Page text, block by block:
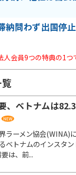
納問わず出国停
人会員9つの特典の1つ
、ベトナムは
ラーメン協会(WINA)
ベトナムのインスタ
は、前...